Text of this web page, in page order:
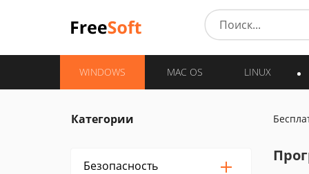
WINDOWS MAC OS LINUX
Категории
Безопасность